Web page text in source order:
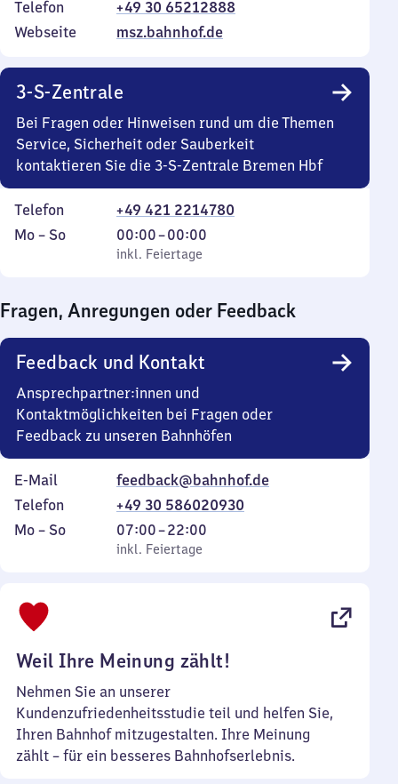
Telefon
+49 30 65212888
Webseite
msz.bahnhof.de
3-S-Zentrale
Bei Fragen oder Hinweisen rund um die Themen
Service, Sicherheit oder Sauberkeit
kontaktieren Sie die 3-S-Zentrale Bremen Hbf
Telefon
+49 421 2214780
Montag
Mo – So,
inkl. Feiertage
00:00–00:00
Von
0
0
Uhr
inkl. Feiertage
Fragen, Anregungen oder Feedback
Feedback und Kontakt
Ansprechpartner:innen und
Kontaktmöglichkeiten bei Fragen oder
Feedback zu unseren Bahnhöfen
E-Mail
feedback@bahnhof.de
Telefon
+49 30 586020930
Montag
Mo – So,
inkl. Feiertage
07:00–22:00
Von
7
inkl. Feiertage
Weil Ihre Meinung zählt!
Nehmen Sie an unserer
Kundenzufriedenheitsstudie teil und helfen Sie,
Ihren Bahnhof mitzugestalten. Ihre Meinung
zählt – für ein besseres Bahnhofserlebnis.